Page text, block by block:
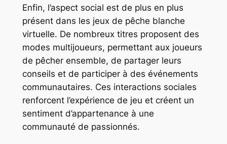
Enfin, l’aspect social est de plus en plus
présent dans les jeux de pêche blanche
virtuelle. De nombreux titres proposent des
modes multijoueurs, permettant aux joueurs
de pêcher ensemble, de partager leurs
conseils et de participer à des événements
communautaires. Ces interactions sociales
renforcent l’expérience de jeu et créent un
sentiment d’appartenance à une
communauté de passionnés.